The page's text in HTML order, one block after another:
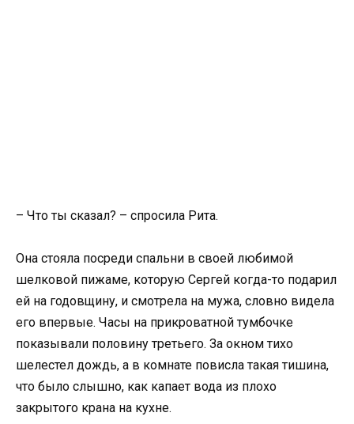
– Что ты сказал? – спросила Рита.
Она стояла посреди спальни в своей любимой
шелковой пижаме, которую Сергей когда-то подарил
ей на годовщину, и смотрела на мужа, словно видела
его впервые. Часы на прикроватной тумбочке
показывали половину третьего. За окном тихо
шелестел дождь, а в комнате повисла такая тишина,
что было слышно, как капает вода из плохо
закрытого крана на кухне.